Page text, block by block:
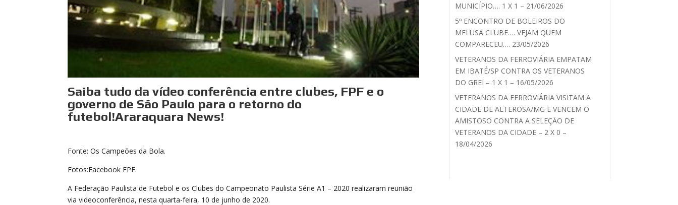
Saiba tudo da vídeo conferência entre clubes, FPF e o
governo de São Paulo para o retorno do
futebol!Araraquara News!
Fonte: Os Campeões da Bola.
Fotos:Facebook FPF.
A Federação Paulista de Futebol e os Clubes do Campeonato Paulista Série A1 – 2020 realizaram reunião
via videoconferência, nesta quarta-feira, 10 de junho de 2020.
MUNICÍPIO…. 1 X 1 – 21/06/2026
5º ENCONTRO DE BOLEIROS DO
MELUSA CLUBE…. VEJAM QUEM
COMPARECEU…. 23/05/2026
VETERANOS DA FERROVIÁRIA EMPATAM
EM IBATÉ/SP CONTRA OS VETERANOS
DO GREI – 1 X 1 – 16/05/2026
VETERANOS DA FERROVIÁRIA VISITAM A
CIDADE DE ALTEROSA/MG E VENCEM O
AMISTOSO CONTRA A SELEÇÃO DE
VETERANOS DA CIDADE – 2 X 0 –
18/04/2026